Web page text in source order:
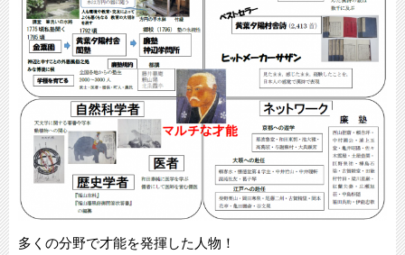
多くの分野で才能を発揮した人物！